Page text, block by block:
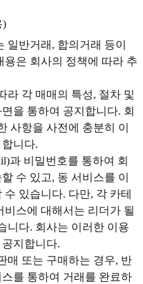
)
일반거래, 합의거래 등이
은 회사의 정책에 따라 추
라 각 매매의 특성, 절차 및
을 통하여 공지합니다. 회
사항을 사전에 충분히 이
니다.
과 비밀번호를 통하여 회
수 있고, 동 서비스를 이
있습니다. 다만, 각 카테
스에 대해서는 리더가 될
니다. 회사는 이러한 이용
지합니다.
매 또는 구매하는 경우, 반
를 통하여 거래를 완료하